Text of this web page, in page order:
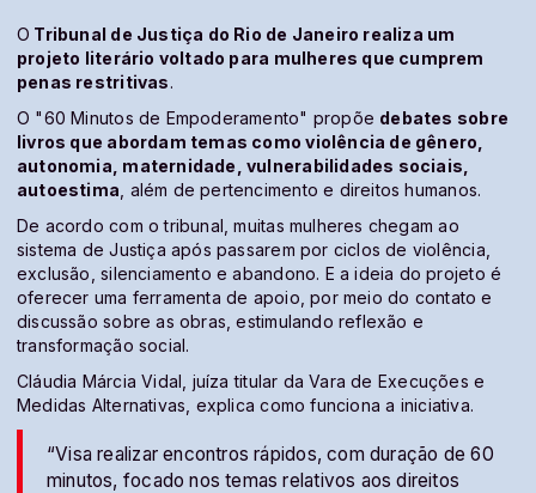
O Tribunal de Justiça do Rio de Janeiro realiza um
projeto literário voltado para mulheres que cumprem
penas restritivas.
O "60 Minutos de Empoderamento" propõe debates sobre
livros que abordam temas como violência de gênero,
autonomia, maternidade, vulnerabilidades sociais,
autoestima , além de pertencimento e direitos humanos.
De acordo com o tribunal, muitas mulheres chegam ao
sistema de Justiça após passarem por ciclos de violência,
exclusão, silenciamento e abandono. E a ideia do projeto é
oferecer uma ferramenta de apoio, por meio do contato e
discussão sobre as obras, estimulando reflexão e
transformação social.
Cláudia Márcia Vidal, juíza titular da Vara de Execuções e
Medidas Alternativas, explica como funciona a iniciativa.
“Visa realizar encontros rápidos, com duração de 60
minutos, focado nos temas relativos aos direitos